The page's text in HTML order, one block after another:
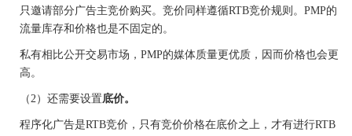
只邀请部分广告主竞价购买。竞价同样遵循RTB竞价规则。PMP的
流量库存和价格也是不固定的。
私有相比公开交易市场， PMP的媒体质量更优质，因而价格也会更
高。
（2）还需要设置底价。
程序化广告是RTB竞价，只有竞价价格在底价之上，才有进行RTB